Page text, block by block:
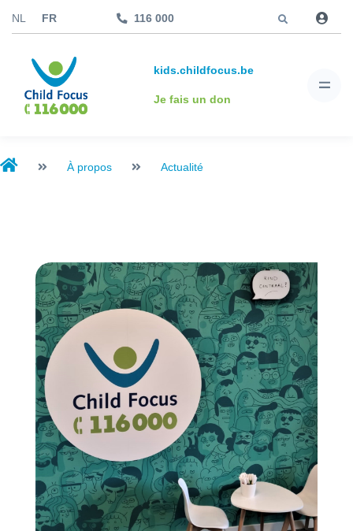
NL FR 116 000
kids.childfocus.be
Je fais un don
À propos Actualité